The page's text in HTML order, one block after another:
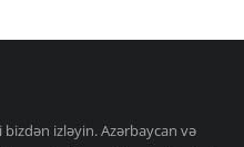
izləyin. Azərbaycan və